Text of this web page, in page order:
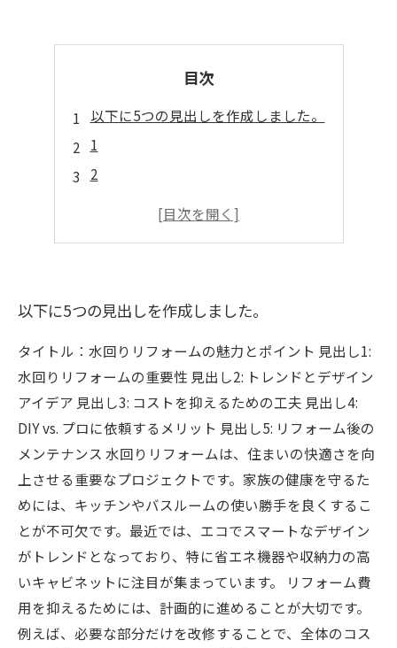
目次
以下に5つの見出しを作成しました。
1
2
以下に5つの見出しを作成しました。
タイトル：水回りリフォームの魅力とポイント 見出し1:
水回りリフォームの重要性 見出し2: トレンドとデザイン
アイデア 見出し3: コストを抑えるための工夫 見出し4:
DIY vs. プロに依頼するメリット 見出し5: リフォーム後の
メンテナンス 水回りリフォームは、住まいの快適さを向
上させる重要なプロジェクトです。家族の健康を守るた
めには、キッチンやバスルームの使い勝手を良くするこ
とが不可欠です。最近では、エコでスマートなデザイン
がトレンドとなっており、特に省エネ機器や収納力の高
いキャビネットに注目が集まっています。 リフォーム費
用を抑えるためには、計画的に進めることが大切です。
例えば、必要な部分だけを改修することで、全体のコス